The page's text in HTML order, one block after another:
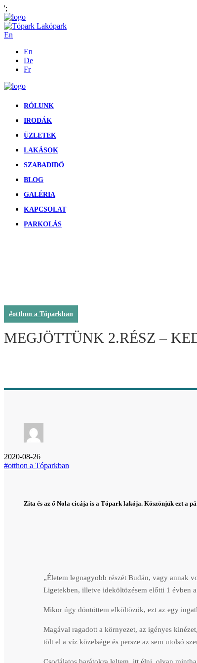
';
En
En
De
Fr
RÓLUNK
IRODÁK
ÜZLETEK
LAKÁSOK
SZABADIDŐ
BLOG
GALÉRIA
KAPCSOLAT
PARKOLÁS
#otthon a Tóparkban
MEGJÖTTÜNK 2.RÉSZ –
2020-08-26
#otthon a Tóparkban
Zita és az ő Nola cicája is a Tópark lakója. Köszönjük ezt a
„Életem legnagyobb részét Budán, vagy annak
Ligetekben, illetve ideköltözésem előtti 1 évben
Mikor úgy döntöttem elköltözök, ezt az egy
Magával ragadott a környezet, az igényes
tölt el a víz közelsége és persze az sem utolsó